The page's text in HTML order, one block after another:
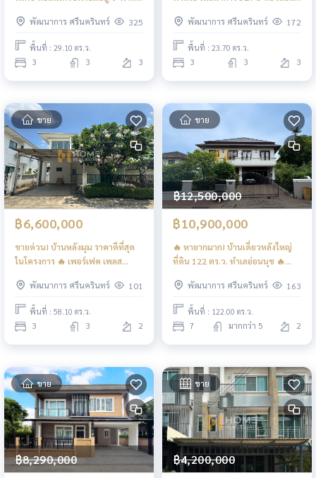
(ขาย), PATIO Pattanakarn 32 / 3
Bedrooms (FOR SALE) FON290
พัฒนาการ ศรีนครินทร์ 325
พื้นที่ : 29.10 ตร.ว.
3 3 3
Phatthanakan 32 / Townhome
3 Bedrooms (SALE WITH
TENANT) FON291
พัฒนาการ ศรีนครินทร์ 172
พื้นที่ : 23.70 ตร.ว.
3 3 3
ขาย
฿6,600,000
ขายด่วน! บ้านหลังมุม ราคาดีที่สุด
ในโครงการ 🔥 เพอร์เฟค เพลส
นอน (ขาย), Perfect Place
Pattanakarn - Srinakarin / 3
Bedrooms (FOR SALE) FON329
พัฒนาการ ศรีนครินทร์ 101
พื้นที่ : 58.10 ตร.ว.
3 3 2
ขาย
฿12,500,000
฿10,900,000
🔥 หายากมาก! บ้านเดี่ยวหลังใหญ่
ที่ดิน 122 ตร.ว. ทำเลอ่อนนุช 🔥
(ขาย), Panthip Village / 7
Bedrooms (FOR SALE) FON326
พัฒนาการ ศรีนครินทร์ 163
พื้นที่ : 122.00 ตร.ว.
7 มากกว่า 5 2
ขาย
฿8,290,000
ขาย
฿4,200,000